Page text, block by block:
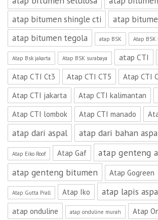
atap bitumen shingle cti
atap
atap bitumen tegola
atap BSK Atap BSK
Atap Bsk jakarta Atap BSK surabaya atap CTI
Atap CTI Ct3
Atap CTI CT5
Atap CTI
Atap CTI jakarta
Atap CTI kalimantan
Atap CTI lombok
Atap CTI manado
atap dari aspal atap dari bahan
Atap Eiko Roof Atap Gaf
atap genteng
atap genteng bitumen
Atap Gogreen
Atap Gutta Prall Atap Iko atap lapis
atap onduline atap onduline murah
Atap